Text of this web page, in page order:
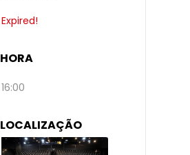
Expired!
HORA
16:00
LOCALIZAÇÃO